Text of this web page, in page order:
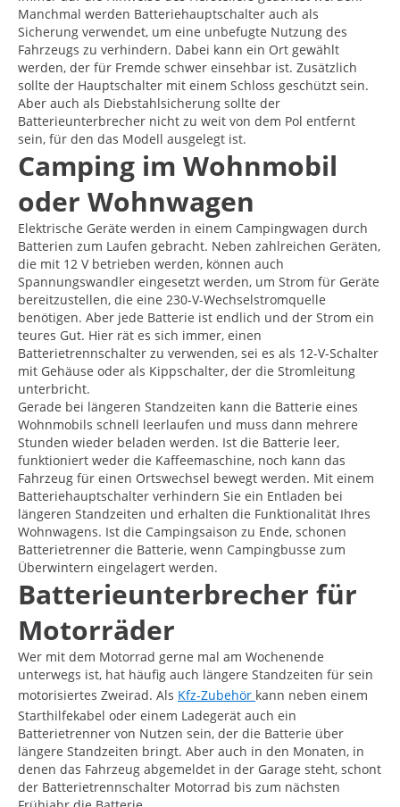
Manchmal werden Batteriehauptschalter auch als
Sicherung verwendet, um eine unbefugte Nutzung des
Fahrzeugs zu verhindern. Dabei kann ein Ort gewählt
werden, der für Fremde schwer einsehbar ist. Zusätzlich
sollte der Hauptschalter mit einem Schloss geschützt sein.
Aber auch als Diebstahlsicherung sollte der
Batterieunterbrecher nicht zu weit von dem Pol entfernt
sein, für den das Modell ausgelegt ist.
Camping im Wohnmobil
oder Wohnwagen
Elektrische Geräte werden in einem Campingwagen durch
Batterien zum Laufen gebracht. Neben zahlreichen Geräten,
die mit 12 V betrieben werden, können auch
Spannungswandler eingesetzt werden, um Strom für Geräte
bereitzustellen, die eine 230-V-Wechselstromquelle
benötigen. Aber jede Batterie ist endlich und der Strom ein
teures Gut. Hier rät es sich immer, einen
Batterietrennschalter zu verwenden, sei es als 12-V-Schalter
mit Gehäuse oder als Kippschalter, der die Stromleitung
unterbricht.
Gerade bei längeren Standzeiten kann die Batterie eines
Wohnmobils schnell leerlaufen und muss dann mehrere
Stunden wieder beladen werden. Ist die Batterie leer,
funktioniert weder die Kaffeemaschine, noch kann das
Fahrzeug für einen Ortswechsel bewegt werden. Mit einem
Batteriehauptschalter verhindern Sie ein Entladen bei
längeren Standzeiten und erhalten die Funktionalität Ihres
Wohnwagens. Ist die Campingsaison zu Ende, schonen
Batterietrenner die Batterie, wenn Campingbusse zum
Überwintern eingelagert werden.
Batterieunterbrecher für
Motorräder
Wer mit dem Motorrad gerne mal am Wochenende
unterwegs ist, hat häufig auch längere Standzeiten für sein
motorisiertes Zweirad. Als Kfz-Zubehör kann neben einem
Starthilfekabel oder einem Ladegerät auch ein
Batterietrenner von Nutzen sein, der die Batterie über
längere Standzeiten bringt. Aber auch in den Monaten, in
denen das Fahrzeug abgemeldet in der Garage steht, schont
der Batterietrennschalter Motorrad bis zum nächsten